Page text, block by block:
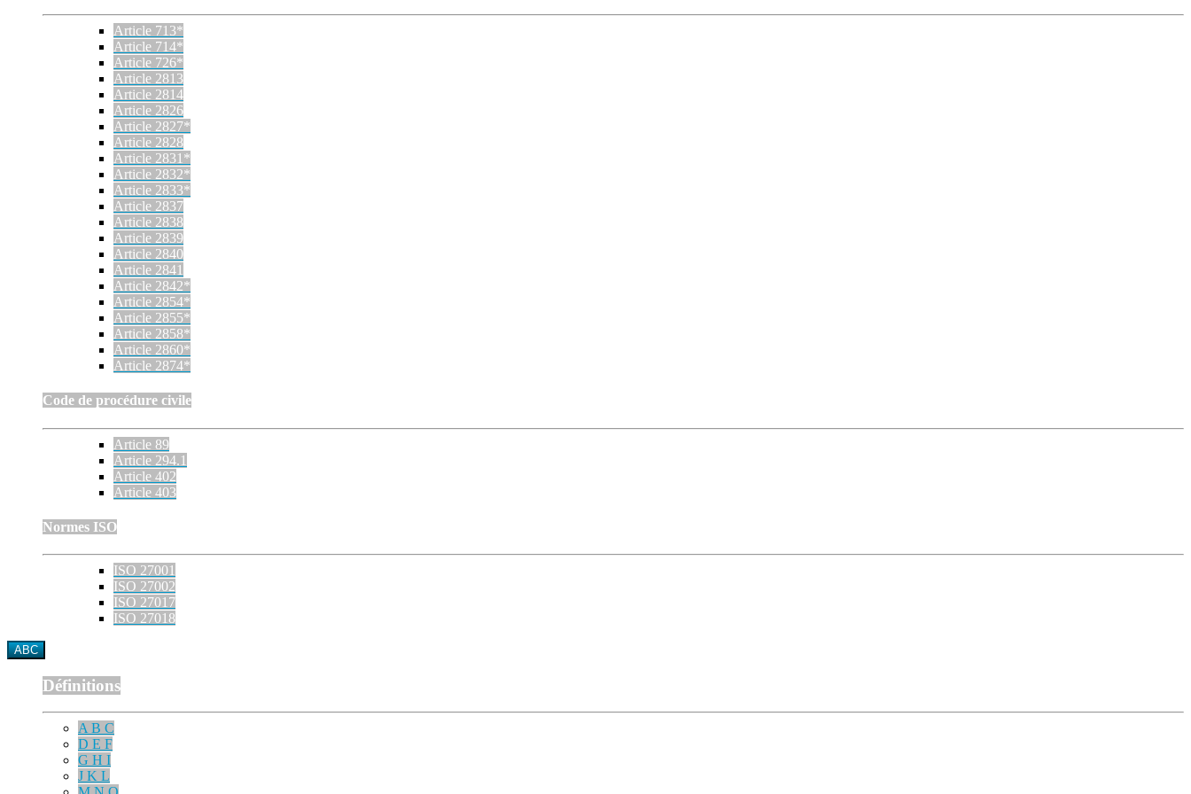
Article 713*
Article 714*
Article 726*
Article 2813
Article 2814
Article 2826
Article 2827*
Article 2828
Article 2831*
Article 2832*
Article 2833*
Article 2837
Article 2838
Article 2839
Article 2840
Article 2841
Article 2842*
Article 2854*
Article 2855*
Article 2858*
Article 2860*
Article 2874*
Code de procédure civile
Article 89
Article 294.1
Article 402
Article 403
Normes ISO
ISO 27001
ISO 27002
ISO 27017
ISO 27018
ABC
Définitions
A B C
D E F
G H I
J K L